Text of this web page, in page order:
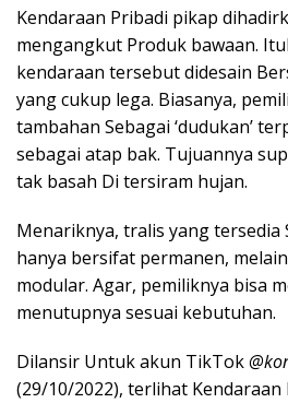
Kendaraan Pribadi pikap
mengangkut Produk bawaan.
kendaraan tersebut didesain
yang cukup lega. Biasanya,
tambahan Sebagai ‘dudukan’
sebagai atap bak. Tujuannya
tak basah Di tersiram hujan.
Menariknya, tralis yang tersedia
hanya bersifat permanen,
modular. Agar, pemiliknya bisa
menutupnya sesuai kebutuhan.
Dilansir Untuk akun TikTok
(29/10/2022), terlihat